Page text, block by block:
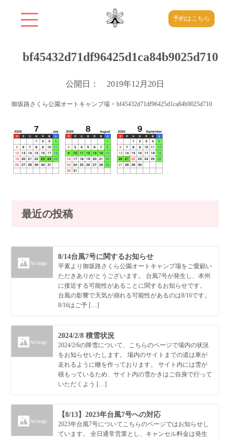
予約はこちら
bf45432d71df96425d1ca84b9025d710
公開日： 2019年12月20日
御坂路さくら公園オートキャンプ場 >bf45432d71df96425d1ca84b9025d710
最近の投稿
8/14台風7号に関するお知らせ
平素より御坂路さくら公園オートキャンプ場をご愛顧い
ただきありがとうございます。 台風7号が発生し、本州
に接近する可能性があることに関するお知らせです。
台風の影響で天気が崩れる可能性があるのは8/16です。
8/16はご予 […]
2024/2/8 積雪状況
2024/2/6の降雪について、こちらのページで場内の状況
をお知らせいたします。 場内のサイトまでの道は車が
走れるように轍を作っております。 サイト内には雪が
積もっているため、サイト内の雪かきはご自身で行って
いただくよう […]
【8/13】2023年台風7号への対応
2023年台風7号についてこちらのページではお知らせし
ています。 全日通常営業とし、キャンセル料金は発生